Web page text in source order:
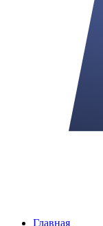
Главная